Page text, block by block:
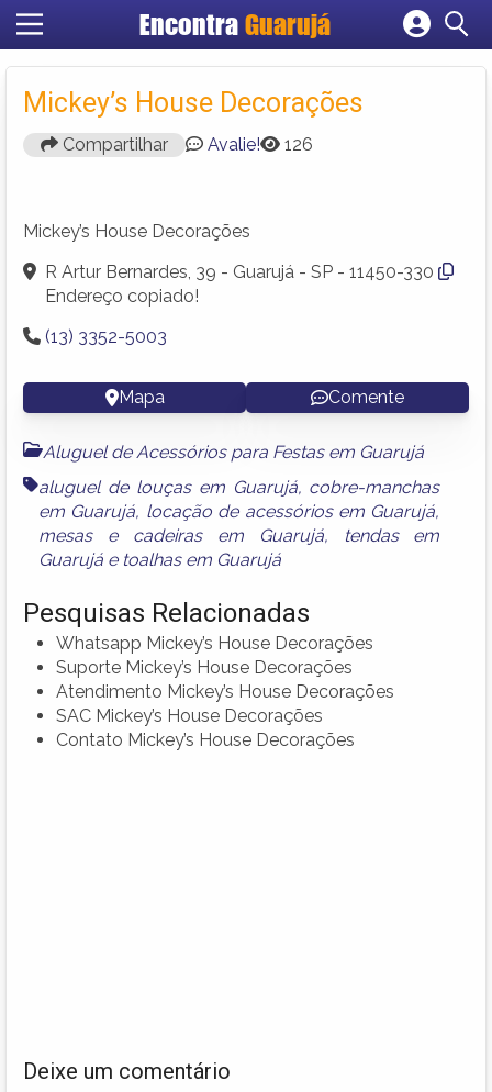
Encontra Guarujá
Cadastrar empresa
Criar conta
Mickey’s House Decorações
Compartilhar Avalie! 126
Mickey’s House Decorações
R Artur Bernardes, 39 - Guarujá - SP - 11450-330
Endereço copiado!
(13) 3352-5003
Mapa Comente
Aluguel de Acessórios para Festas em Guarujá
aluguel de louças em Guarujá, cobre-manchas
em Guarujá, locação de acessórios em Guarujá,
mesas e cadeiras em Guarujá,
tendas em
Guarujá e toalhas em Guarujá
Pesquisas Relacionadas
Whatsapp Mickey’s House Decorações
Suporte Mickey’s House Decorações
Atendimento Mickey’s House Decorações
SAC Mickey’s House Decorações
Contato Mickey’s House Decorações
Deixe um comentário